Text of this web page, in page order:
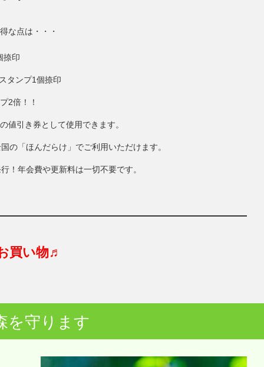
な点は・・・
捺印
タンプ1個捺印
2倍！！
値引き券として使用できます。
の「ほんだらけ」でご利用いただけます。
！年会費や更新料は一切不要です。
買い物♬
を守ります